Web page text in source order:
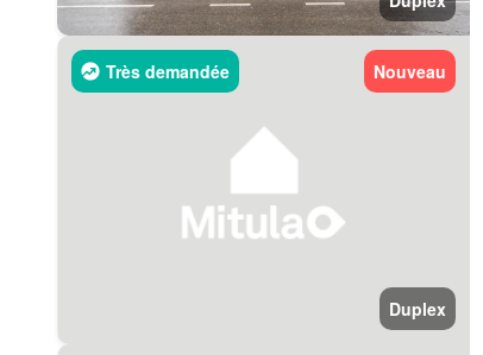
Très demandée Nouveau
Duplex